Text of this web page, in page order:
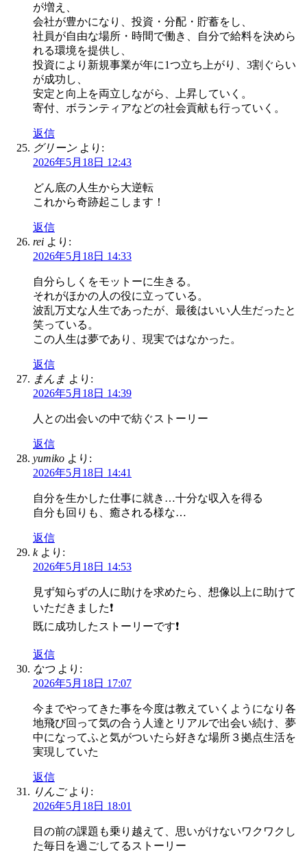
が増え、
会社が豊かになり、投資・分配・貯蓄をし、
社員が自由な場所・時間で働き、自分で給料を決めら
れる環境を提供し、
投資により新規事業が年に1つ立ち上がり、3割ぐらい
が成功し、
安定と向上を両立しながら、上昇していく。
寄付、ボランティアなどの社会貢献も行っていく。
返信
グリーン より:
2026年5月18日 12:43
どん底の人生から大逆転
これから奇跡起こします！
返信
rei より:
2026年5月18日 14:33
自分らしくをモットーに生きる。
それがほかの人の役に立っている。
波乱万丈な人生であったが、最後はいい人生だったと
笑っている。
この人生は夢であり、現実ではなかった。
返信
まんま より:
2026年5月18日 14:39
人との出会いの中で紡ぐストーリー
返信
yumiko より:
2026年5月18日 14:41
自分を生かした仕事に就き…十分な収入を得る
自分も回りも、癒される様な…
返信
k より:
2026年5月18日 14:53
見ず知らずの人に助けを求めたら、想像以上に助けて
いただきました❗
既に成功したストーリーです❗
返信
なつ より:
2026年5月18日 17:07
今までやってきた事を今度は教えていくようになり各
地飛び回って気の合う人達とリアルで出会い続け、夢
中になってふと気がついたら好きな場所３拠点生活を
実現していた
返信
りんご より:
2026年5月18日 18:01
目の前の課題も乗り越えて、思いがけないワクワクし
た毎日を過ごしてるストーリー